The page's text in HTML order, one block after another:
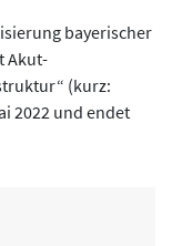
bayerischer
Akut-
(kurz:
2022 und endet